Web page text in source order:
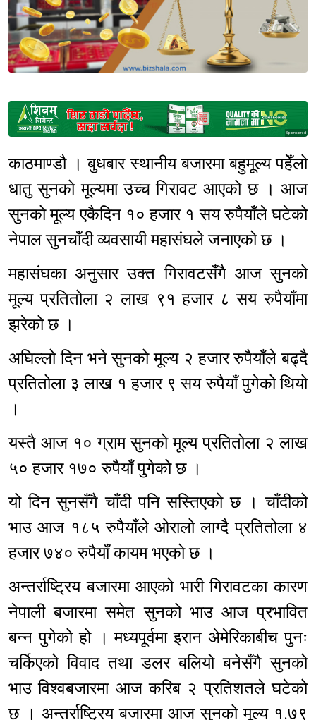
Sponsored
काठमाण्डौ । बुधबार स्थानीय बजारमा बहुमूल्य पहेँलो
धातु सुनको मूल्यमा उच्च गिरावट आएको छ । आज
सुनको मूल्य एकैदिन १० हजार १ सय रुपैयाँले घटेको
नेपाल सुनचाँदी व्यवसायी महासंघले जनाएको छ ।
महासंघका अनुसार उक्त गिरावटसँगै आज सुनको
मूल्य प्रतितोला २ लाख ९१ हजार ८ सय रुपैयाँमा
झरेको छ ।
अघिल्लो दिन भने सुनको मूल्य २ हजार रुपैयाँले बढ्दै
प्रतितोला ३ लाख १ हजार ९ सय रुपैयाँ पुगेको थियो
।
यस्तै आज १० ग्राम सुनको मूल्य प्रतितोला २ लाख
५० हजार १७० रुपैयाँ पुगेको छ ।
यो दिन सुनसँगै चाँदी पनि सस्तिएको छ । चाँदीको
भाउ आज १८५ रुपैयाँले ओरालो लाग्दै प्रतितोला ४
हजार ७४० रुपैयाँ कायम भएको छ ।
अन्तर्राष्ट्रिय बजारमा आएको भारी गिरावटका कारण
नेपाली बजारमा समेत सुनको भाउ आज प्रभावित
बन्न पुगेको हो । मध्यपूर्वमा इरान अ‍ेमेरिकाबीच पुनः
चर्किएको विवाद तथा डलर बलियो बनेसँगै सुनको
भाउ विश्वबजारमा आज करिब २ प्रतिशतले घटेको
छ । अन्तर्राष्ट्रिय बजारमा आज सुनको मूल्य १.७९